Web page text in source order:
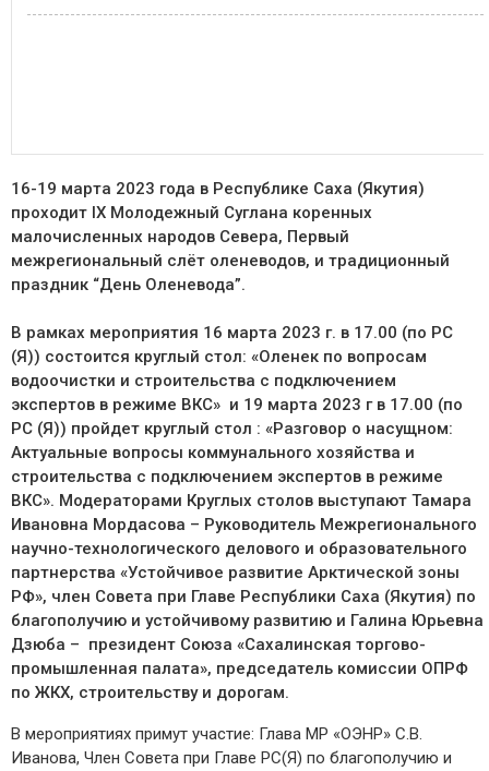
16-19 марта 2023 года в Республике Саха (Якутия)
проходит IX Молодежный Суглана коренных
малочисленных народов Севера, Первый
межрегиональный слёт оленеводов, и традиционный
праздник “День Оленевода”.
В рамках мероприятия 16 марта 2023 г. в 17.00 (по РС
(Я)) состоится круглый стол: «Оленек по вопросам
водоочистки и строительства с подключением
экспертов в режиме ВКС» и 19 марта 2023 г в 17.00 (по
РС (Я)) пройдет круглый стол : «Разговор о насущном:
Актуальные вопросы коммунального хозяйства и
строительства с подключением экспертов в режиме
ВКС». Модераторами Круглых столов выступают Тамара
Ивановна Мордасова – Руководитель Межрегионального
научно-технологического делового и образовательного
партнерства «Устойчивое развитие Арктической зоны
РФ», член Совета при Главе Республики Саха (Якутия) по
благополучию и устойчивому развитию и Галина Юрьевна
Дзюба – президент Союза «Сахалинская торгово-
промышленная палата», председатель комиссии ОПРФ
по ЖКХ, строительству и дорогам.
В мероприятиях примут участие: Глава МР «ОЭНР» С.В.
Иванова, Член Совета при Главе РС(Я) по благополучию и